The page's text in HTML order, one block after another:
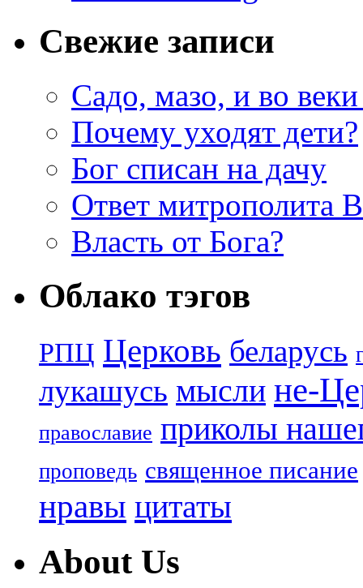
Свежие записи
Садо, мазо, и во веки
Почему уходят дети?
Бог списан на дачу
Ответ митрополита
Власть от Бога?
Облако тэгов
РПЦ Церковь беларусь
лукашусь мысли не-
православие приколы
проповедь священное писание
нравы цитаты
About Us